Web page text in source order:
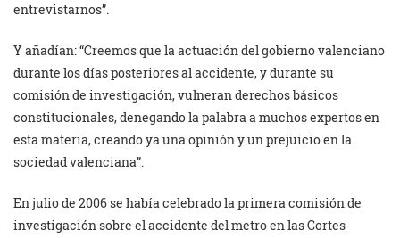
entrevistarnos”.
Y añadían: “Creemos que la actuación del gobierno valenciano
durante los días posteriores al accidente, y durante su
comisión de investigación, vulneran derechos básicos
constitucionales, denegando la palabra a muchos expertos en
esta materia, creando ya una opinión y un prejuicio en la
sociedad valenciana”.
En julio de 2006 se había celebrado la primera comisión de
investigación sobre el accidente del metro en las Cortes